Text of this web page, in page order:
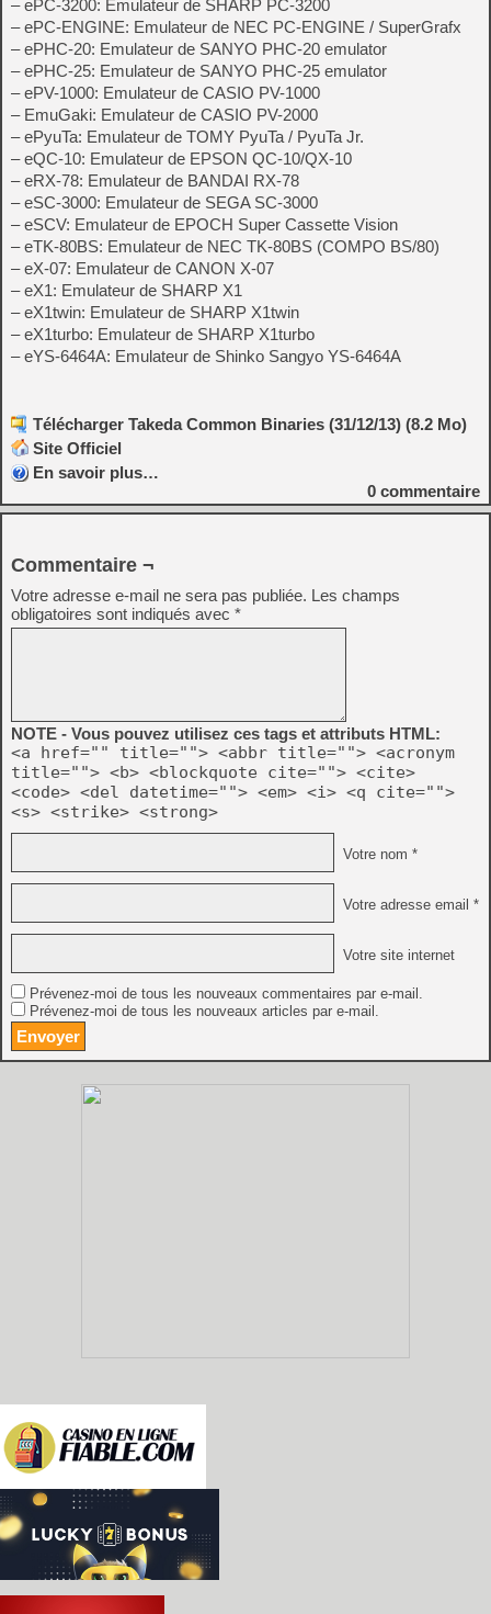
– ePC-3200: Emulateur de SHARP PC-3200
– ePC-ENGINE: Emulateur de NEC PC-ENGINE / SuperGrafx
– ePHC-20: Emulateur de SANYO PHC-20 emulator
– ePHC-25: Emulateur de SANYO PHC-25 emulator
– ePV-1000: Emulateur de CASIO PV-1000
– EmuGaki: Emulateur de CASIO PV-2000
– ePyuTa: Emulateur de TOMY PyuTa / PyuTa Jr.
– eQC-10: Emulateur de EPSON QC-10/QX-10
– eRX-78: Emulateur de BANDAI RX-78
– eSC-3000: Emulateur de SEGA SC-3000
– eSCV: Emulateur de EPOCH Super Cassette Vision
– eTK-80BS: Emulateur de NEC TK-80BS (COMPO BS/80)
– eX-07: Emulateur de CANON X-07
– eX1: Emulateur de SHARP X1
– eX1twin: Emulateur de SHARP X1twin
– eX1turbo: Emulateur de SHARP X1turbo
– eYS-6464A: Emulateur de Shinko Sangyo YS-6464A
Télécharger Takeda Common Binaries (31/12/13) (8.2 Mo)
Site Officiel
En savoir plus…
0 commentaire
Commentaire ¬
Votre adresse e-mail ne sera pas publiée. Les champs
obligatoires sont indiqués avec *
NOTE - Vous pouvez utilisez ces tags et attributs HTML:
<a href="" title=""> <abbr title=""> <acronym
title=""> <b> <blockquote cite=""> <cite>
<code> <del datetime=""> <em> <i> <q cite="">
<s> <strike> <strong>
Votre nom *
Votre adresse email *
Votre site internet
Prévenez-moi de tous les nouveaux commentaires par e-mail.
Prévenez-moi de tous les nouveaux articles par e-mail.